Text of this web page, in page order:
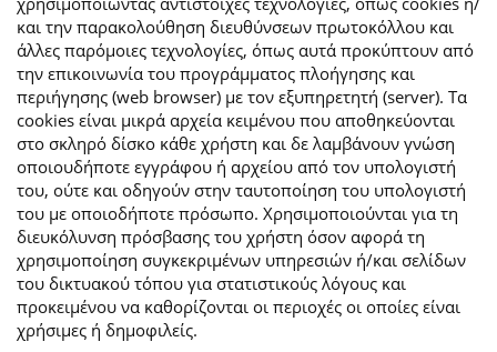
και την παρακολούθηση διευθύνσεων πρωτοκόλλου και
άλλες παρόμοιες τεχνολογίες, όπως αυτά προκύπτουν από
την επικοινωνία του προγράμματος πλοήγησης και
περιήγησης (web browser) με τον εξυπηρετητή (server). Τα
cookies είναι μικρά αρχεία κειμένου που αποθηκεύονται
στο σκληρό δίσκο κάθε χρήστη και δε λαμβάνουν γνώση
οποιουδήποτε εγγράφου ή αρχείου από τον υπολογιστή
του, ούτε και οδηγούν στην ταυτοποίηση του υπολογιστή
του με οποιοδήποτε πρόσωπο. Χρησιμοποιούνται για τη
διευκόλυνση πρόσβασης του χρήστη όσον αφορά τη
χρησιμοποίηση συγκεκριμένων υπηρεσιών ή/και σελίδων
του δικτυακού τόπου για στατιστικούς λόγους και
προκειμένου να καθορίζονται οι περιοχές οι οποίες είναι
χρήσιμες ή δημοφιλείς.